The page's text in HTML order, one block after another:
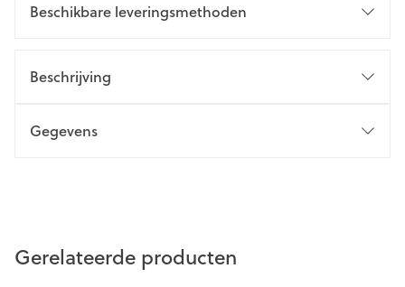
Beschikbare leveringsmethoden
Beschrijving
Gegevens
Gerelateerde producten